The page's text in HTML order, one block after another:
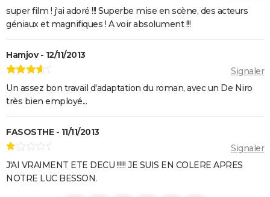
super film ! j'ai adoré !!! Superbe mise en scène, des acteurs
géniaux et magnifiques ! A voir absolument !!!
Hamjov - 12/11/2013
Signaler
Un assez bon travail d'adaptation du roman, avec un De Niro
très bien employé...
FASOSTHE - 11/11/2013
Signaler
J'AI VRAIMENT ETE DECU !!!!!! JE SUIS EN COLERE APRES
NOTRE LUC BESSON.